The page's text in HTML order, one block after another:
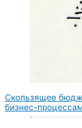
Скользящее
бизнес-